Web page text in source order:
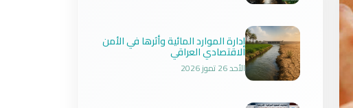
إدارة الموارد المائية وأثرها في الأمن
الاقتصادي العراقي
الأحد 26 تموز 2026